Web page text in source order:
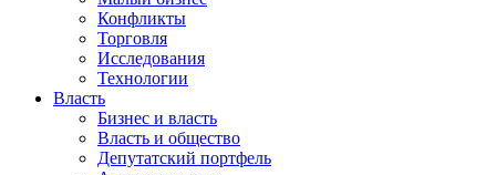
Конфликты
Торговля
Исследования
Технологии
Власть
Бизнес и власть
Власть и общество
Депутатский портфель